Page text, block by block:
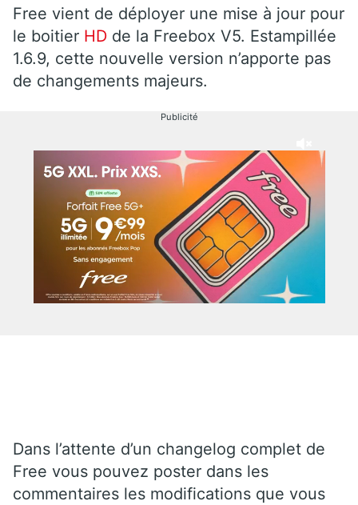
Free vient de déployer une mise à jour pour
le boitier HD de la Freebox V5. Estampillée
1.6.9, cette nouvelle version n’apporte pas
de changements majeurs.
Publicité
Dans l’attente d’un changelog complet de
Free vous pouvez poster dans les
commentaires les modifications que vous